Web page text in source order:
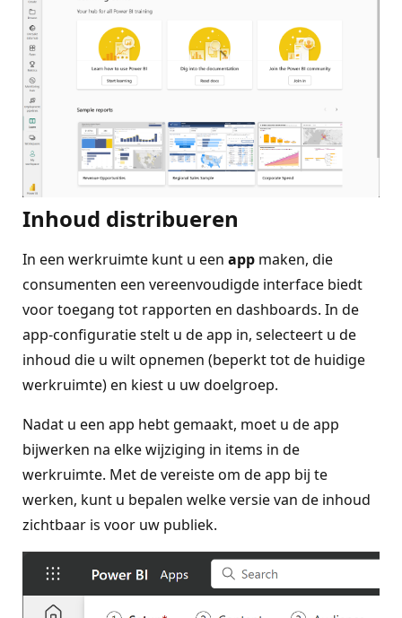
Inhoud distribueren
In een werkruimte kunt u een app maken, die
consumenten een vereenvoudigde interface biedt
voor toegang tot rapporten en dashboards. In de
app-configuratie stelt u de app in, selecteert u de
inhoud die u wilt opnemen (beperkt tot de huidige
werkruimte) en kiest u uw doelgroep.
Nadat u een app hebt gemaakt, moet u de app
bijwerken na elke wijziging in items in de
werkruimte. Met de vereiste om de app bij te
werken, kunt u bepalen welke versie van de inhoud
zichtbaar is voor uw publiek.